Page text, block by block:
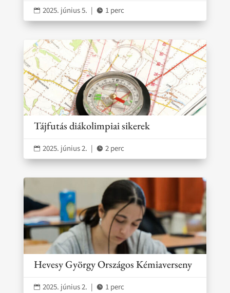
 2025. június 5. |  1 perc
Tájfutás diákolimpiai sikerek
 2025. június 2. |  2 perc
Hevesy György Országos Kémiaverseny
 2025. június 2. |  1 perc